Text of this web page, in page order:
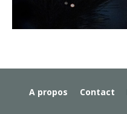
A propos Contact